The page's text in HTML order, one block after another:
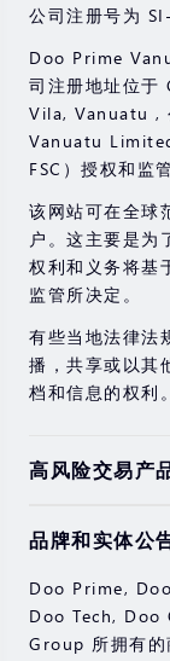
公司注册号为
Doo Prime
司注册地址位
Vila, Vanuatu ,
Vanuatu
FSC）授权和监
该网站可在全球
户。这主要是为
权利和义务将基
监管所决定。
有些当地法律法
播，共享或以其
档和信息的权利。
高风险交易产
券，期货，差价
过去的投资表现
在与我们进行任
品牌和实体公
Doo Prime,
Doo Tech, Doo
Group 所拥有的